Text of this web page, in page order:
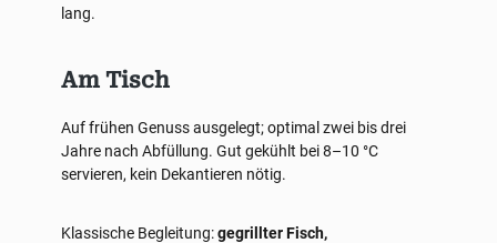
lang.
Am Tisch
Auf frühen Genuss ausgelegt; optimal zwei bis drei
Jahre nach Abfüllung. Gut gekühlt bei 8–10 °C
servieren, kein Dekantieren nötig.
Klassische Begleitung:gegrillter Fisch,